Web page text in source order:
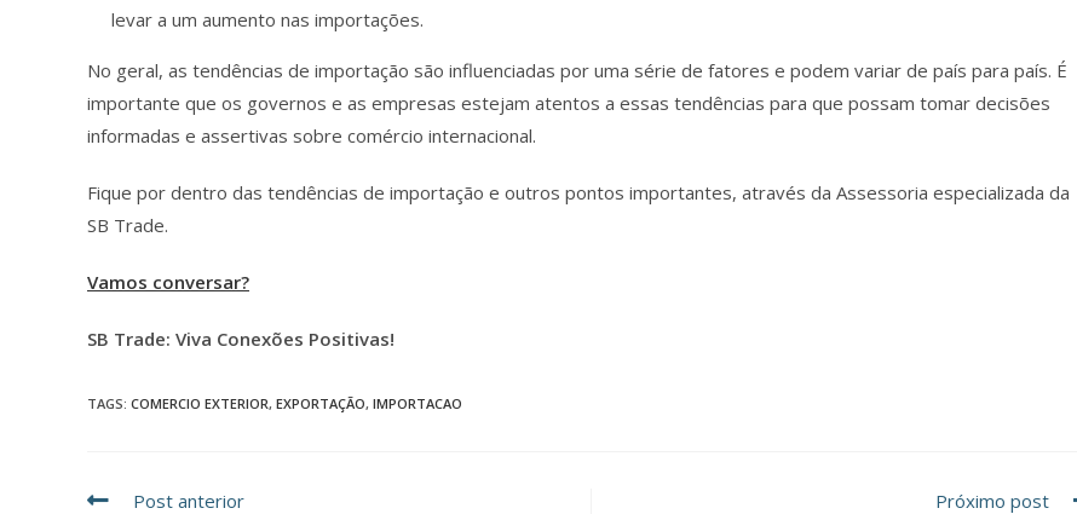
levar a um aumento nas importações.
No geral, as tendências de importação são influenciadas por uma série de fatores e podem variar de país para país. É
importante que os governos e as empresas estejam atentos a essas tendências para que possam tomar decisões
informadas e assertivas sobre comércio internacional.
Fique por dentro das tendências de importação e outros pontos importantes, através da Assessoria especializada da
SB Trade.
Vamos conversar?
SB Trade: Viva Conexões Positivas!
TAGS: COMERCIO EXTERIOR, EXPORTAÇÃO, IMPORTACAO
Post anterior Próximo post